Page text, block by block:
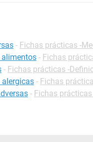
- Fichas prácticas -
alimentos - Fichas
- Fichas prácticas -
alergicas - Fichas
- Fichas